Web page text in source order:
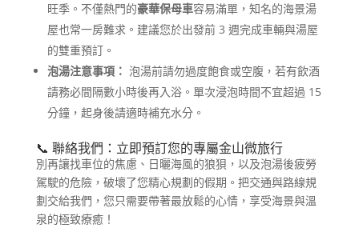
旺季。不僅熱門的豪華保母車容易滿單，知名的海景湯
屋也常一房難求。建議您於出發前 3 週完成車輛與湯屋
的雙重預訂。
泡湯注意事項： 泡湯前請勿過度飽食或空腹，若有飲酒
請務必間隔數小時後再入浴。單次浸泡時間不宜超過 15
分鐘，起身後請適時補充水分。
📞 聯絡我們：立即預訂您的專屬金山微旅行
別再讓找車位的焦慮、日曬海風的狼狽，以及泡湯後疲勞
駕駛的危險，破壞了您精心規劃的假期。把交通與路線規
劃交給我們，您只需要帶著最放鬆的心情，享受海景與溫
泉的極致療癒！